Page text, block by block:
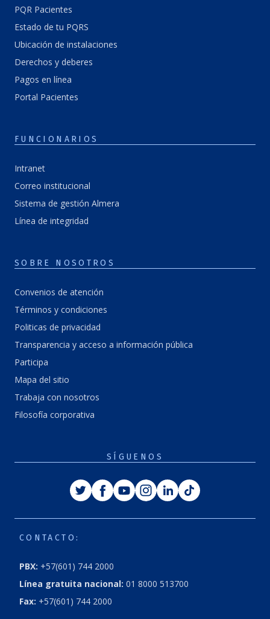
PQR Pacientes
Estado de tu PQRS
Ubicación de instalaciones
Derechos y deberes
Pagos en línea
Portal Pacientes
FUNCIONARIOS
Intranet
Correo institucional
Sistema de gestión Almera
Línea de integridad
SOBRE NOSOTROS
Convenios de atención
Términos y condiciones
Politicas de privacidad
Transparencia y acceso a información pública
Participa
Mapa del sitio
Trabaja con nosotros
Filosofía corporativa
SÍGUENOS
TwitterFacebook
YoutubeInstagram
LinkedinTiktok
CONTACTO:
PBX: +57(601) 744 2000
Línea gratuita nacional: 01 8000 513700
Fax: +57(601) 744 2000